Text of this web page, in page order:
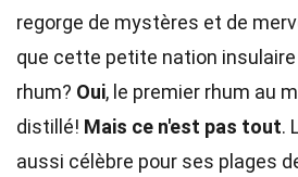
regorge de mystères et de
que cette petite nation
rhum? Oui, le premier rhum au
distillé! Mais ce n'est pas tout.
aussi célèbre pour ses plages